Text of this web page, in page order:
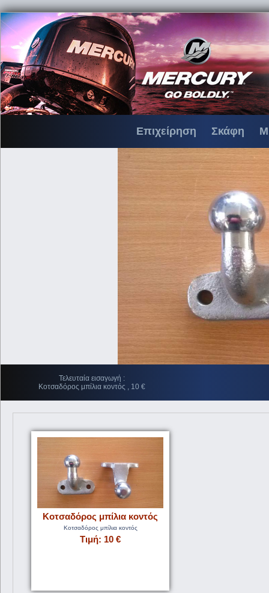
Επιχείρηση Σκάφη
Τελευταία εισαγωγή :
Κοτσαδόρος μπίλια κοντός , 10 €
Κοτσαδόρος μπίλια κοντός
Κοτσαδόρος μπίλια κοντός
Τιμή: 10 €